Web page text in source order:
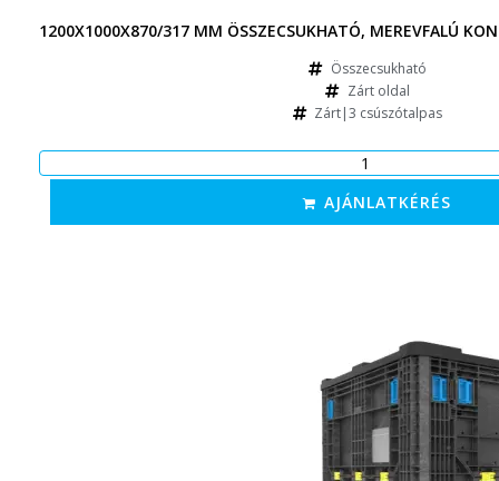
1200X1000X870/317 MM ÖSSZECSUKHATÓ, MEREVFALÚ
Összecsukható
Zárt oldal
Zárt|3 csúszótalpas
AJÁNLATKÉRÉS